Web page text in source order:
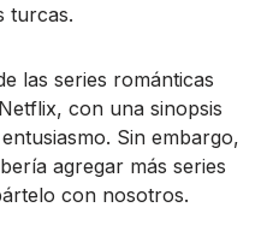
turcas.
las series románticas
con una sinopsis
Sin embargo,
agregar más series
con nosotros.